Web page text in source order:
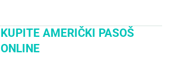
KUPITE AMERIČKI PASOŠ
ONLINE